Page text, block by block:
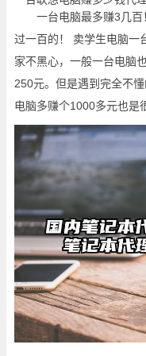
一台电脑最多赚3几
过一百的！ 卖学生电脑一
家不黑心，一般一台电脑
250元。但是遇到完全不
电脑多赚个1000多元也是